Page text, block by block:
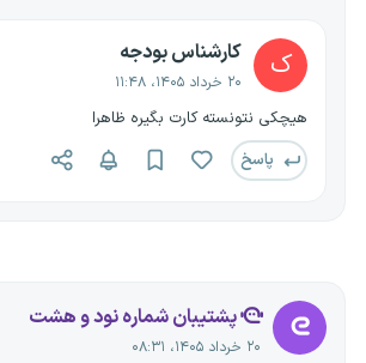
ک کارشناس بودجه
۲۰ خرداد ۱۴۰۵، ۱۱:۴۸
هیچکی نتونسته کارت بگیره ظاهرا
پاسخ
پشتیبان شماره نود و هشت
۲۰ خرداد ۱۴۰۵، ۰۸:۳۱